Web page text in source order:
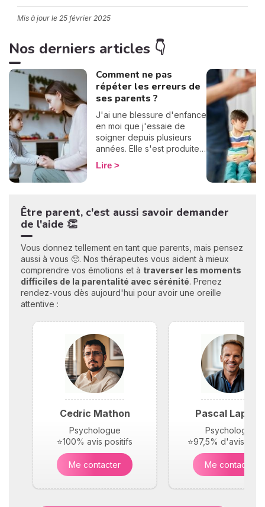
Mis à jour le 25 février 2025
Nos derniers articles 👇
Comment ne pas
répéter les erreurs de
ses parents ?
J'ai une blessure d'enfance
en moi que j'essaie de
soigner depuis plusieurs
années. Elle s'est produite à
cause d'une erreur
inconsciente de mes
Comment donc ne pas
Quelles sont les solutions
pour réinventer le modèle ?
J'ai creusé le sujet et voici
ce que j'ai trouvé à ce
propos.
Lire
Être parent, c'est aussi savoir demander
de l'aide 👏
Vous donnez tellement en tant que parents, mais pensez
aussi à vous 🥺. Nos thérapeutes vous aident à mieux
comprendre vos émotions et à traverser les moments
difficiles de la parentalité avec sérénité. Prenez
rendez-vous dès aujourd'hui pour avoir une oreille
attentive :
Cedric Mathon
Psychologue
⭐100% avis positifs
Me contacter
Pascal
Psychologue
⭐97,5% d'avis
Me contacter